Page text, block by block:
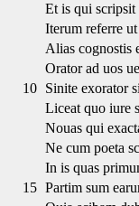
Et is qui scripsit
Iterum referre
Alias cognostis
Orator ad uos
10
Sinite exorator
Liceat quo iure
Nouas qui
Ne cum poeta
In is quas
15 Partim sum